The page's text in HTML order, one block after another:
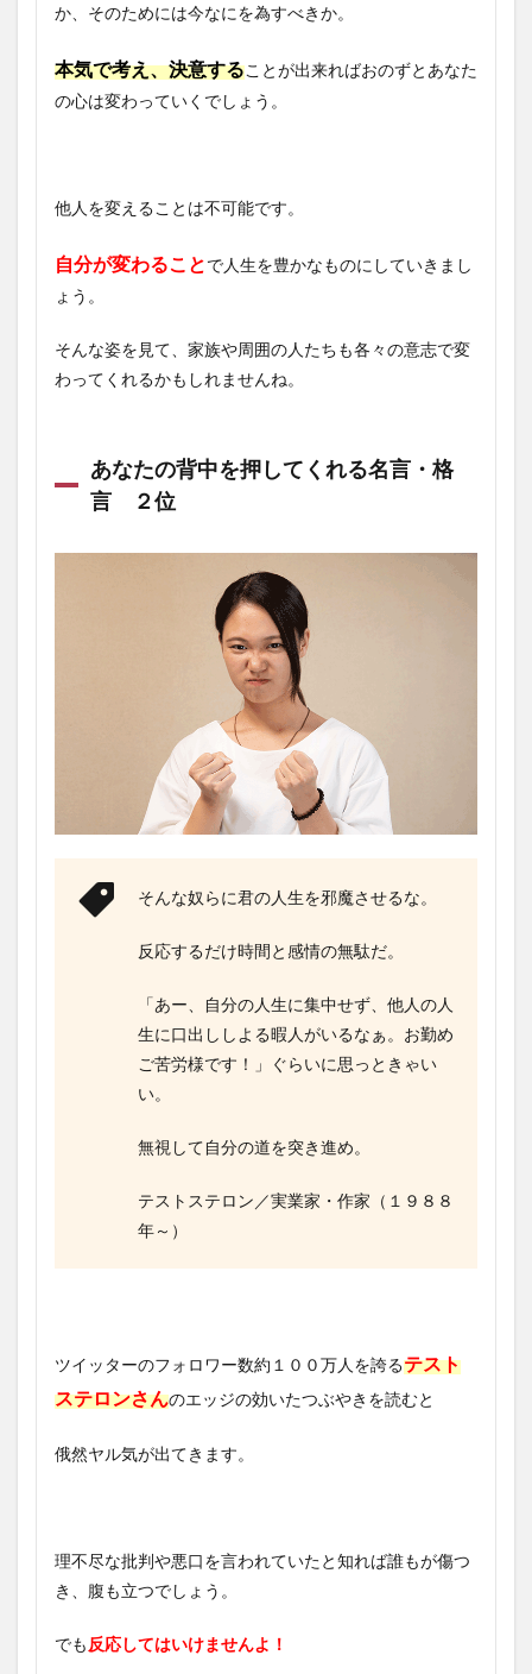
か、そのためには今なにを為すべきか。
本気で考え、決意することが出来ればおのずとあなた
の心は変わっていくでしょう。
他人を変えることは不可能です。
自分が変わることで人生を豊かなものにしていきまし
ょう。
そんな姿を見て、家族や周囲の人たちも各々の意志で変
わってくれるかもしれませんね。
あなたの背中を押してくれる名言・格
言 ２位
そんな奴らに君の人生を邪魔させるな。
反応するだけ時間と感情の無駄だ。
「あー、自分の人生に集中せず、他人の人
生に口出ししよる暇人がいるなぁ。お勤め
ご苦労様です！」ぐらいに思っときゃい
い。
無視して自分の道を突き進め。
テストステロン／実業家・作家（１９８８
年～）
ツイッターのフォロワー数約１００万人を誇るテスト
ステロンさんのエッジの効いたつぶやきを読むと
俄然ヤル気が出てきます。
理不尽な批判や悪口を言われていたと知れば誰もが傷つ
き、腹も立つでしょう。
でも 反応してはいけませんよ！